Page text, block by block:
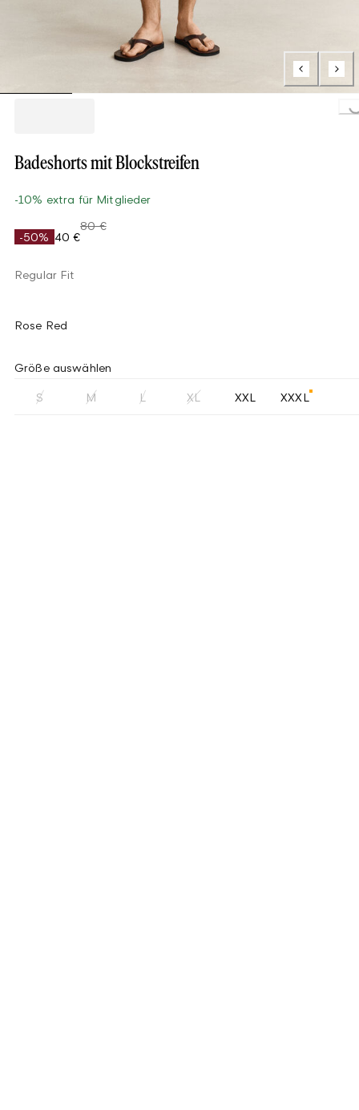
Loading...
Badeshorts mit Blockstreifen
-10% extra für Mitglieder
-50% 40 €
80 €
Regular Fit
Rose Red
Größe auswählen
S M L XL XXL XXXL